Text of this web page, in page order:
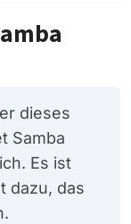
dieses
Samba
Es ist
dazu, das